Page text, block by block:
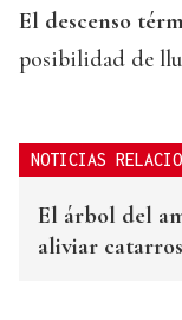
El descenso
posibilidad de
NOTICIAS
El árbol del
aliviar catarros